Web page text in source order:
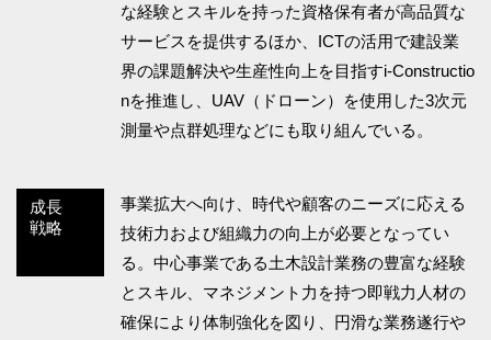
な経験とスキルを持った資格保有者が高品質な
サービスを提供するほか、ICTの活用で建設業
界の課題解決や生産性向上を目指すi-Constructio
nを推進し、UAV（ドローン）を使用した3次元
測量や点群処理などにも取り組んでいる。
成長
戦略
事業拡大へ向け、時代や顧客のニーズに応える
技術力および組織力の向上が必要となってい
る。中心事業である土木設計業務の豊富な経験
とスキル、マネジメント力を持つ即戦力人材の
確保により体制強化を図り、円滑な業務遂行や